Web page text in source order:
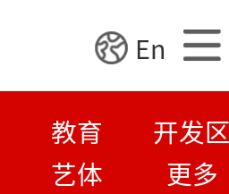
En
教育
开发区
艺体 更多